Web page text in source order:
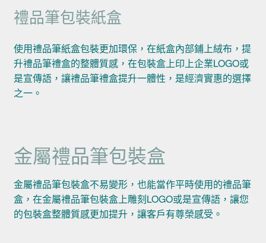
禮品筆包裝紙盒
使用禮品筆紙盒包裝更加環保，在紙盒內部鋪上絨布，提
升禮品筆禮盒的整體質感，在包裝盒上印上企業LOGO或
是宣傳語，讓禮品筆禮盒提升一體性，是經濟實惠的選擇
之一。
金屬禮品筆包裝盒
金屬禮品筆包裝盒不易變形，也能當作平時使用的禮品筆
盒，在金屬禮品筆包裝盒上雕刻LOGO或是宣傳語，讓您
的包裝盒整體質感更加提升，讓客戶有尊榮感受。